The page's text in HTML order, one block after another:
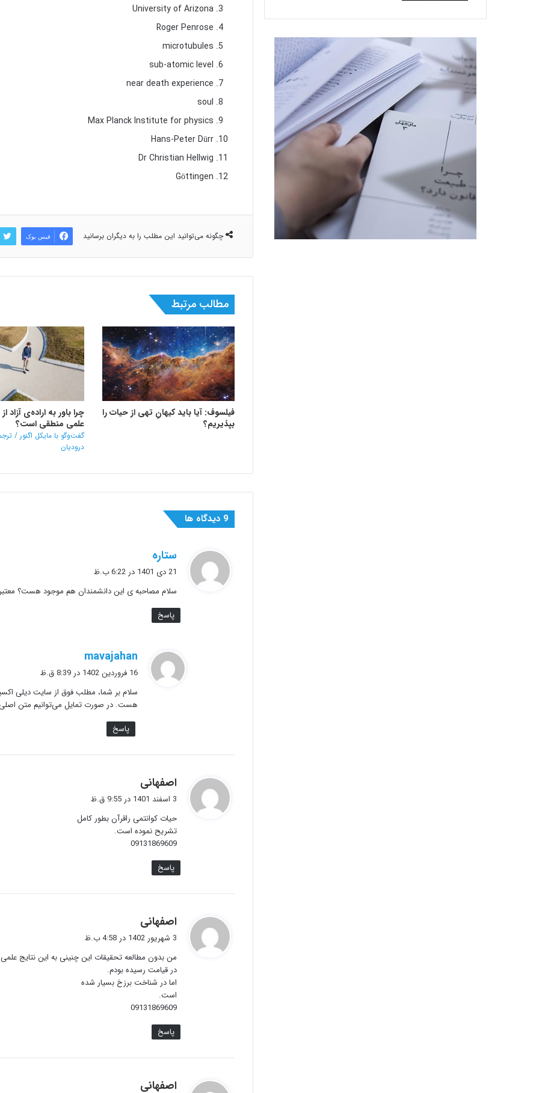
University of Arizona
Roger Penrose
microtubules
sub-atomic level
near death experience
soul
Max Planck Institute for physics
Hans-Peter Dürr
Dr Christian Hellwig
Göttingen
چگونه می‌توانید این مطلب را به دیگران برسانید فیس بوک
مطالب مرتبط
فیلسوف: آیا باید کیهانِ تهی از حیات را
بپذیریم؟
چرا باور به اراده‌ی آزاد
علمی منطقی است؟
گفت‌وگو با مایکل اگنور /
درودیان
‫9 دیدگاه ها
ستاره
ف
:
21 دی 1401 در 6:22 ب.ظ
سلام مصاحبه ی این دانشمندان هم موجود هست؟
پاسخ
mavajahan
ف
:
16 فروردین 1402 در 8:39 ق.ظ
سلام بر شما، مطلب فوق از سایت دیلی
هست. در صورت تمایل می‌توانیم متن اصلی
پاسخ
اصفهانی
ف
:
3 اسفند 1401 در 9:55 ق.ظ
حیات کوانتمی راقرآن بطور کامل
تشریح نموده است.
09131869609
پاسخ
اصفهانی
ف
:
3 شهریور 1402 در 4:58 ب.ظ
من بدون مطالعه تحقیقات این چنینی به این نتایج
در قیامت رسیده بودم.
اما در شناخت برزخ بسیار شده
است.
09131869609
پاسخ
اصفهانی